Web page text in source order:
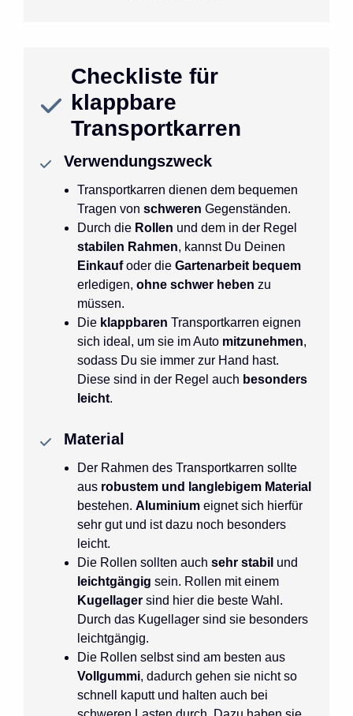
Checkliste für
klappbare
Transportkarren
Verwendungszweck
Transportkarren dienen dem bequemen
Tragen von schweren Gegenständen.
Durch die Rollen und dem in der Regel
stabilen Rahmen, kannst Du Deinen
Einkaufoder die Gartenarbeit bequem
erledigen, ohne schwer heben zu
müssen.
Die klappbaren Transportkarren eignen
sich ideal, um sie im Auto mitzunehmen,
sodass Du sie immer zur Hand hast.
Diese sind in der Regel auch besonders
leicht.
Material
Der Rahmen des Transportkarren sollte
aus robustem und langlebigem Material
bestehen. Aluminium eignet sich hierfür
sehr gut und ist dazu noch besonders
leicht.
Die Rollen sollten auch sehr stabil und
leichtgängig sein. Rollen mit einem
Kugellager sind hier die beste Wahl.
Durch das Kugellager sind sie besonders
leichtgängig.
Die Rollen selbst sind am besten aus
Vollgummi, dadurch gehen sie nicht so
schnell kaputt und halten auch bei